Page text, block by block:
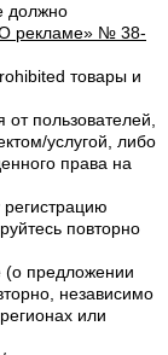
должно
рекламе» № 38-
товары и
пользователей,
услугой, либо
права на
повторно
(о предложении
независимо
или